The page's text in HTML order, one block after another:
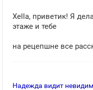
Xella, приветик! Я
этаже и тебе
на рецепшне все
Надежда видит